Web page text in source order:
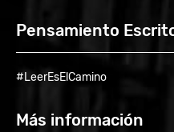
Pensamiento
#LeerEsElCamino
Más información